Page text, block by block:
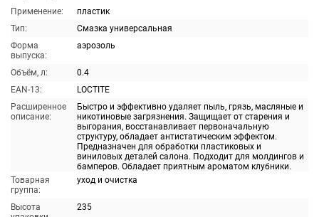
Применение:
пластик
Тип:
Смазка универсальная
Форма
выпуска:
аэрозоль
Объём, л:
0.4
EAN-13:
LOCTITE
Расширенное
описание:
Быстро и эффективно удаляет пыль, грязь, масляные и
никотиновые загрязнения. Защищает от старения и
выгорания, восстанавливает первоначальную
структуру, обладает антистатическим эффектом.
Предназначен для обработки пластиковых и
виниловых деталей салона. Подходит для молдингов и
бамперов. Обладает приятным ароматом клубники.
Товарная
группа:
уход и очистка
Высота
235